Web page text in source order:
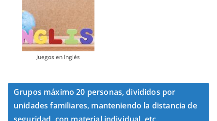
Juegos en Inglés
Grupos máximo 20 personas, divididos por
unidades familiares, manteniendo la distancia de